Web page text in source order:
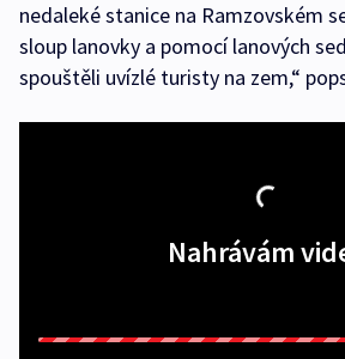
nedaleké stanice na Ramzovském
sloup lanovky a pomocí lanových
spouštěli uvízlé turisty na zem,“
Nahrávám